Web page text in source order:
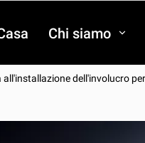
Chi siamo
dell'involucro